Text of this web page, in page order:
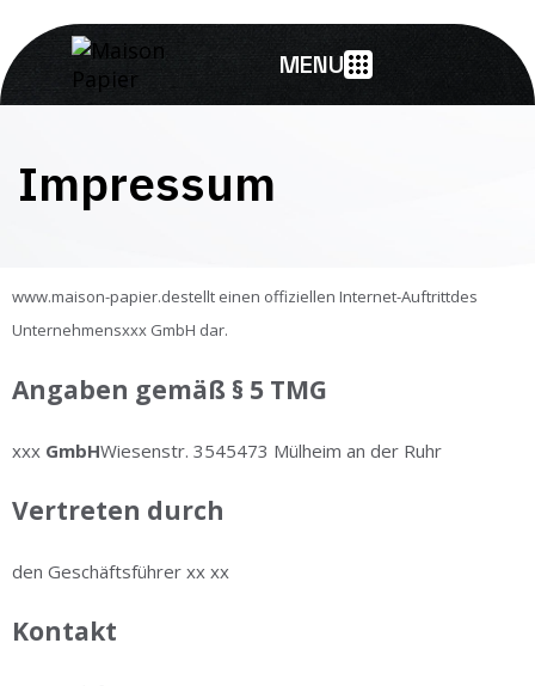
MENU
Impressum
www.maison-papier.destellt einen offiziellen Internet-Auftrittdes
Unternehmensxxx GmbH dar.
Angaben gemäß § 5 TMG
xxx GmbHWiesenstr. 3545473 Mülheim an der Ruhr
Vertreten durch
den Geschäftsführer xx xx
Kontakt